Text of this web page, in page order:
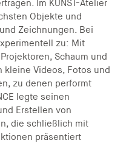
Im KUNST-Atelier
Objekte und
Zeichnungen. Bei
zu: Mit
Schaum und
kleine Videos, Fotos und
zu denen performt
legte seinen
Erstellen von
die schließlich mit
präsentiert